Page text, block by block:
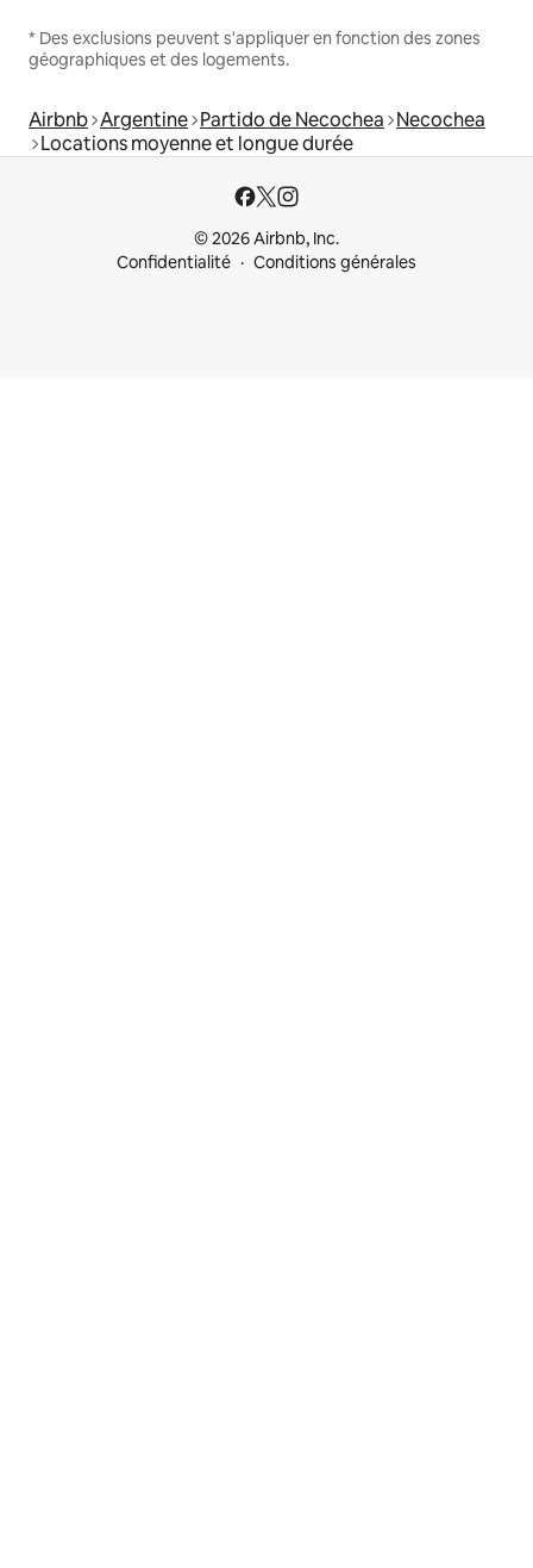
* Des exclusions peuvent s'appliquer en fonction des zones
géographiques et des logements.
Airbnb Argentine Partido de Necochea Necochea
Locations moyenne et longue durée
© 2026 Airbnb, Inc.
Confidentialité
Conditions générales